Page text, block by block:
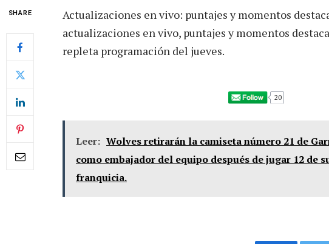
SHARE
Actualizaciones en vivo: puntajes y momentos
actualizaciones en vivo, puntajes y momentos
repleta programación del jueves.
20
Leer: Wolves retirarán la camiseta número 21 de
como embajador del equipo después de jugar 12 de
franquicia.